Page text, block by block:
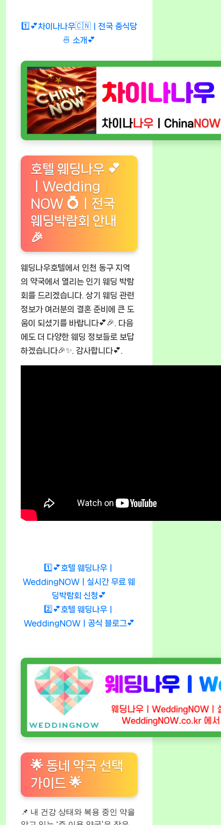
1️⃣💕차이나나우🇨🇳ㅣ전국 중식당
🍜 소개💕
호텔 웨딩나우 💕
ㅣWedding
NOW 💍ㅣ전국
웨딩박람회 안내
🎉
웨딩나우호텔에서 인천 동구 지역
의 약국에서 열리는 인기 웨딩 박람
회를 드리겠습니다. 상기 웨딩 관련
정보가 여러분의 결혼 준비에 큰 도
움이 되셨기를 바랍니다💕🎉. 다음
에도 더 다양한 웨딩 정보들로 보답
하겠습니다🎉✨. 감사합니다💕.
1️⃣💕호텔 웨딩나우ㅣ
WeddingNOWㅣ실시간 무료 웨
딩박람회 신청💕
2️⃣💕호텔 웨딩나우ㅣ
WeddingNOWㅣ공식 블로그💕
🌟 동네 약국 선택
가이드 🌟
📌 내 건강 상태와 복용 중인 약을